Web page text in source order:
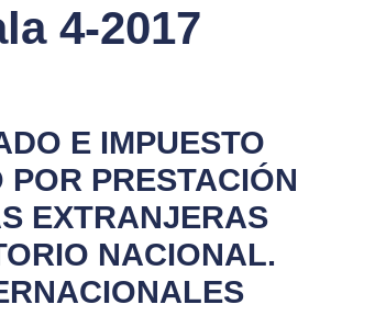
4-2017
E IMPUESTO
PRESTACIÓN
EXTRANJERAS
NACIONAL.